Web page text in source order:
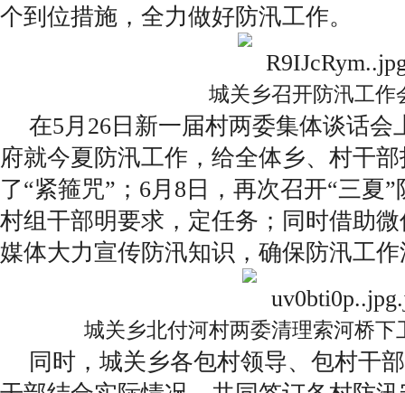
个到位措施，全力做好防汛工作。
城关乡召开防汛工作
在5月26日新一届村两委集体谈话会
府就今夏防汛工作，给全体乡、村干
了“紧箍咒”；6月8日，再次召开“三夏
村组干部明要求，定任务；同时借助
媒体大力宣传防汛知识，确保防汛工
城关乡北付河村两委清理索河桥下
同时，城关乡各包村领导、包村干